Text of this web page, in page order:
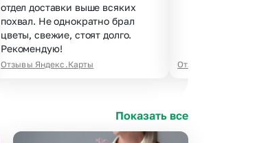
отдел доставки выше всяких
похвал. Не однократно брал
цветы, свежие, стоят долго.
Рекомендую!
Отзывы Яндекс.Карты Отзывы Яндекс.Карты
Показать все